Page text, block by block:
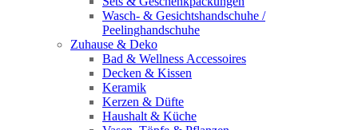
Wasch‑ & Gesichtshandschuhe /
Peelinghandschuhe
Zuhause & Deko
Bad & Wellness Accessoires
Decken & Kissen
Keramik
Kerzen & Düfte
Haushalt & Küche